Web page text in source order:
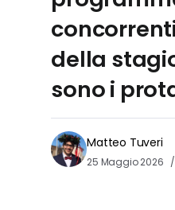
della
sono i
Matteo Tuveri
25 Maggio 2026